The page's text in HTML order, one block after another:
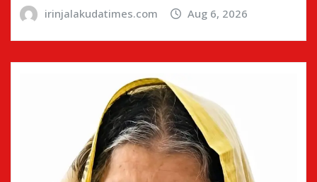
irinjalakudatimes.com Aug 6, 2026